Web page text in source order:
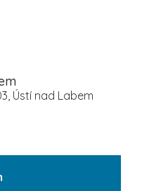
Ústí nad Labem